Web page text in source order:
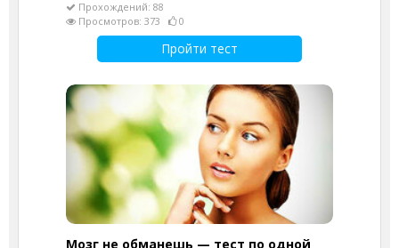
Прохождений: 88
Просмотров: 373
0
Пройти тест
Мозг не обманешь — тест по одной